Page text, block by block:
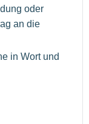
oder
an die
in Wort und